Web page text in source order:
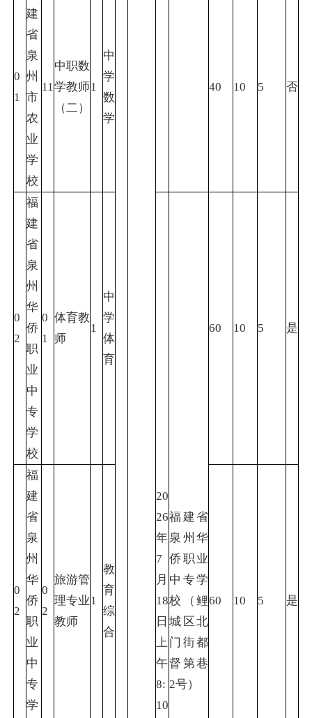
0
1
建
省
泉
州
市
农
业
学
校
11
中职数
学教师
（二）
1
中
学
数
学
40 10 5 否
0
2
福
建
省
泉
州
华
侨
职
业
中
专
学
校
0
1
体育教
师
1
中
学
体
育
20
26
年
7
月
18
日
上
午
8:
10
福建省
泉州华
侨职业
中专学
校（鲤
城区北
门街都
督第巷
2号）
60 10 5 是
0
2
福
建
省
泉
州
华
侨
职
业
中
专
学
0
2
旅游管
理专业
教师
1
教
育
综
合
60 10 5 是